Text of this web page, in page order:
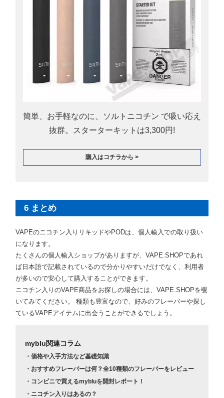
簡単、お手軽なのに、ソルトニコチン で吸い応え
抜群。スターターキットは3,300円!
購入はコチラから >
6 まとめ
VAPEのニコチン入りリキッドやPODは、個人輸入での取り扱い
になります。
たくさんの個人輸入ショップがありますが、VAPE.SHOPであれ
ば日本語で記載されているので分かりやすいだけでなく、利用者
が多いので安心して購入することができます。
ニコチン入りのVAPE商品をお探しの場合には、VAPE.SHOPを覗
いてみてください。 種類も豊富なので、好みのフレーバーや探し
ているVAPEアイテムに出会うことができるでしょう。
myblu関連コラム
・価格や入手方法など基礎知識
・おすすめフレーバーは何？全10種類のフレーバーをレビュー
・コンビニで買えるmybluを開封レポート！
・ニコチン入りはあるの？